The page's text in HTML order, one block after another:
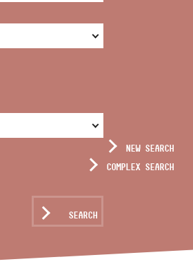
NEW SEARCH
COMPLEX SEARCH
SEARCH